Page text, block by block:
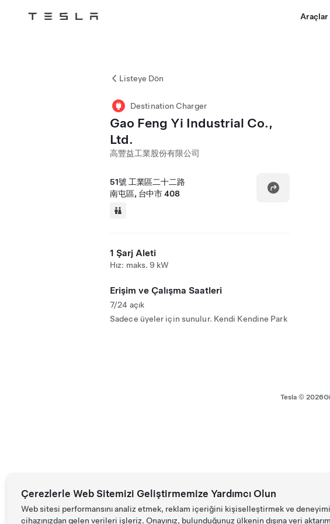
Tesla Araçlar
Listeye Dön
Destination Charger
Gao Feng Yi Industrial Co.,
Ltd.
高豐益工業股份有限公司
51號 工業區二十二路
南屯區, 台中市 408
1 Şarj Aleti
Hız: maks. 9 kW
Erişim ve Çalışma Saatleri
7/24 açık
Sadece üyeler için sunulur. Kendi Kendine Park
Tesla © 2026
Çerezlerle Web Sitemizi Geliştirmemize Yardımcı Olun
Web sitesi performansını analiz etmek, reklam içeriğini kişiselleştirmek ve
cihazınızdan gelen verileri işleriz. Onayınız, bulunduğunuz ülkenin dışına veri